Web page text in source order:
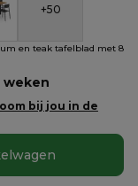
aluminium en
tafel in zwart
verlengbare tafel
met
+50
en teak tafelblad met 8
weken
bij jou in de